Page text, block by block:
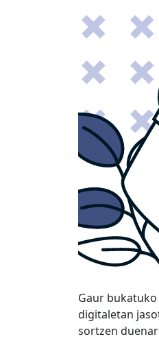
Gaur
digitaletan
sortzen